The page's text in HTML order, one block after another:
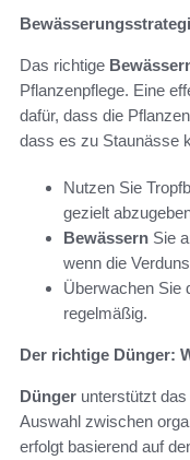
Das richtige
Pflanzenpflege. Eine
dafür, dass die
dass es zu Staunässe
Nutzen Sie
gezielt
Bewässern Sie
wenn die
Überwachen Sie
regelmäßig.
Der richtige Dünger:
Dünger unterstützt
Auswahl zwischen
erfolgt basierend auf